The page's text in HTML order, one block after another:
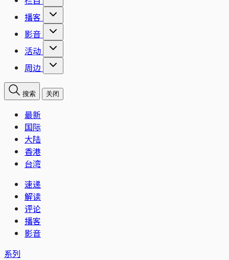
播客
影音
活动
周边
搜索 关闭
最新
国际
大陆
香港
台湾
速递
解读
评论
播客
影音
系列